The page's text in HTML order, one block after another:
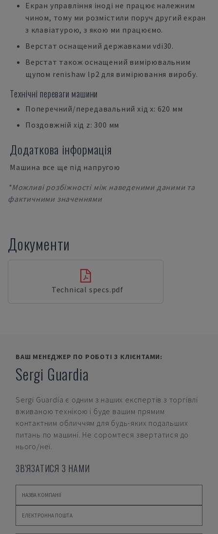
Екран управління іноді не працює належним
чином, тому ми розмістили поруч другий екран
з клавіатурою, з якою ми працюємо.
Верстат оснащений державками vdi30.
Верстат також оснащений вимірювальним
щупом renishaw lp2 для вимірювання виробу.
Технічні переваги машини
Поперечний/передавальний хід x: 620 мм
Поздовжній хід z: 300 мм
Додаткова інформація
Машина все ще під напругою
*Можливі розбіжності між наведеними даними та
фактичними значеннями
Документи
Technical specs.pdf
ВАШ МЕНЕДЖЕР ПО РОБОТІ З КЛІЄНТАМИ:
Sergi Guardia
Sergi Guardia є одним з наших експертів з торгівлі
вживаною технікою і буде вашим прямим
контактним обличчям для будь-яких подальших
питань по машині. Не соромтеся звертатися до
нього/неї.
ЗВ'ЯЗАТИСЯ З НАМИ